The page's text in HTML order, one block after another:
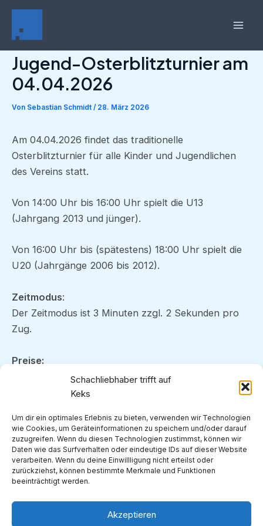
Schachliebhaber trifft auf
Keks
Um dir ein optimales Erlebnis zu bieten, verwenden wir Technologien
wie Cookies, um Geräteinformationen zu speichern und/oder darauf
zuzugreifen. Wenn du diesen Technologien zustimmst, können wir
Daten wie das Surfverhalten oder eindeutige IDs auf dieser Website
verarbeiten. Wenn du deine Einwillligung nicht erteilst oder
zurückziehst, können bestimmte Merkmale und Funktionen
beeinträchtigt werden.
Akzeptieren
Zum
springen
Jugend-Osterblitzturnier am
04.04.2026
Von Sebastian Schmidt / 28. März 2026
Am 04.04.2026 findet das traditionelle
Osterblitzturnier für alle Kinder und Jugendlichen
des Vereins statt.
Von 14:00 Uhr bis 16:00 Uhr spielt die U13
(Jahrgang 2013 und jünger).
Von 16:00 Uhr bis (spätestens) 18:00 Uhr spielt die
U20 (Jahrgänge 2006 bis 2012).
Zeitmodus:
Der Zeitmodus ist 3 Minuten zzgl. 2 Sekunden pro
Zug.
Preise:
Wie immer gibt es für jede Teilnehmerin und jeden
Teilnehmer einen Schoko-Osterhasen. Darüber
neben Urkunden für die Podiumsplätze – je nach
Platzierung bunte Ostereier.
Wir freuen uns auf zahlreiche Beteiligung.